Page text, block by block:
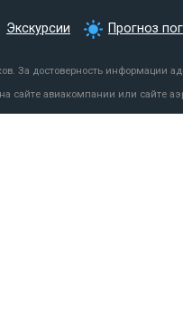
Экскурсии Прогноз
За достоверность информации
сайте авиакомпании или сайте